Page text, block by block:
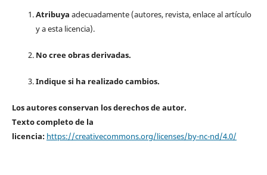
Atribuya adecuadamente (autores, revista, enlace al artículo
y a esta licencia).
No cree obras derivadas.
Indique si ha realizado cambios.
Los autores conservan los derechos de autor.
Texto completo de la
licencia: https://creativecommons.org/licenses/by-nc-nd/4.0/